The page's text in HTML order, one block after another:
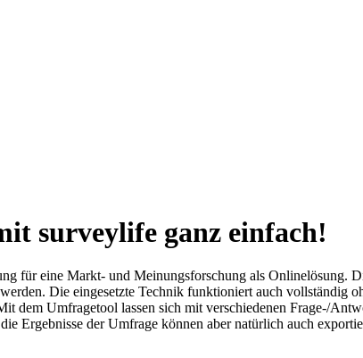
surveylife ganz einfach!
für eine Markt- und Meinungsforschung als Onlinelösung.
Die eingesetzte Technik funktioniert auch vollständig
dem Umfragetool lassen sich mit verschiedenen Frage-/
Ergebnisse der Umfrage können aber natürlich auch